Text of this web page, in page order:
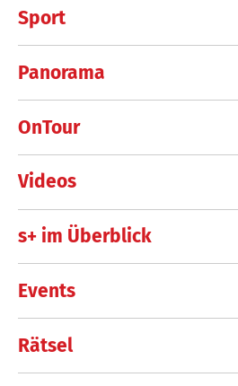
Sport
Panorama
OnTour
Videos
s+ im Überblick
Events
Rätsel